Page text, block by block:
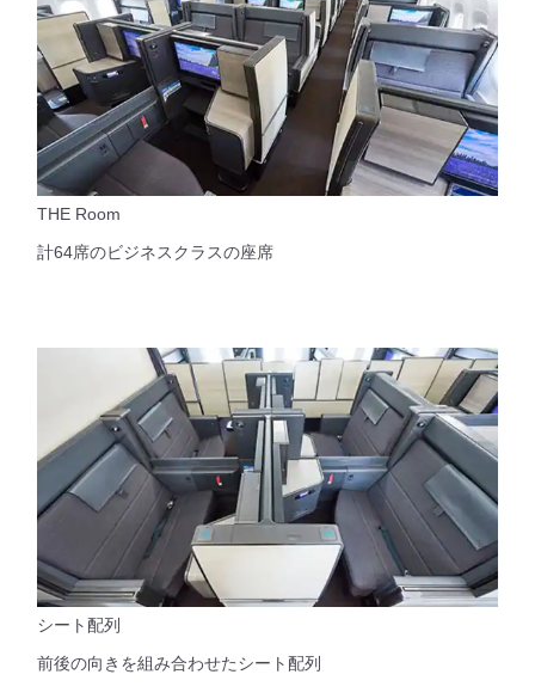
THE Room
計64席のビジネスクラスの座席
シート配列
前後の向きを組み合わせたシート配列